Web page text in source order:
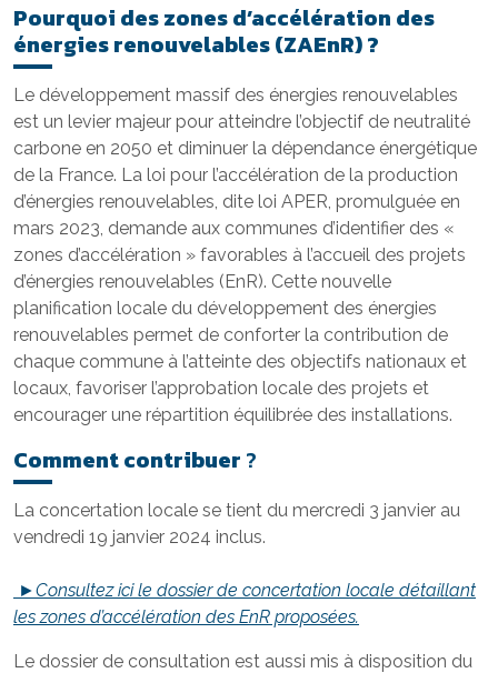
Pourquoi des zones d’accélération des
énergies renouvelables (ZAEnR) ?
Le développement massif des énergies renouvelables
est un levier majeur pour atteindre l’objectif de neutralité
carbone en 2050 et diminuer la dépendance énergétique
de la France. La loi pour l’accélération de la production
d’énergies renouvelables, dite loi APER, promulguée en
mars 2023, demande aux communes d’identifier des «
zones d’accélération » favorables à l’accueil des projets
d’énergies renouvelables (EnR). Cette nouvelle
planification locale du développement des énergies
renouvelables permet de conforter la contribution de
chaque commune à l’atteinte des objectifs nationaux et
locaux, favoriser l’approbation locale des projets et
encourager une répartition équilibrée des installations.
Comment contribuer ?
La concertation locale se tient du mercredi 3 janvier au
vendredi 19 janvier 2024 inclus.
►Consultez ici le dossier de concertation locale détaillant
les zones d’accélération des EnR proposées.
Le dossier de consultation est aussi mis à disposition du